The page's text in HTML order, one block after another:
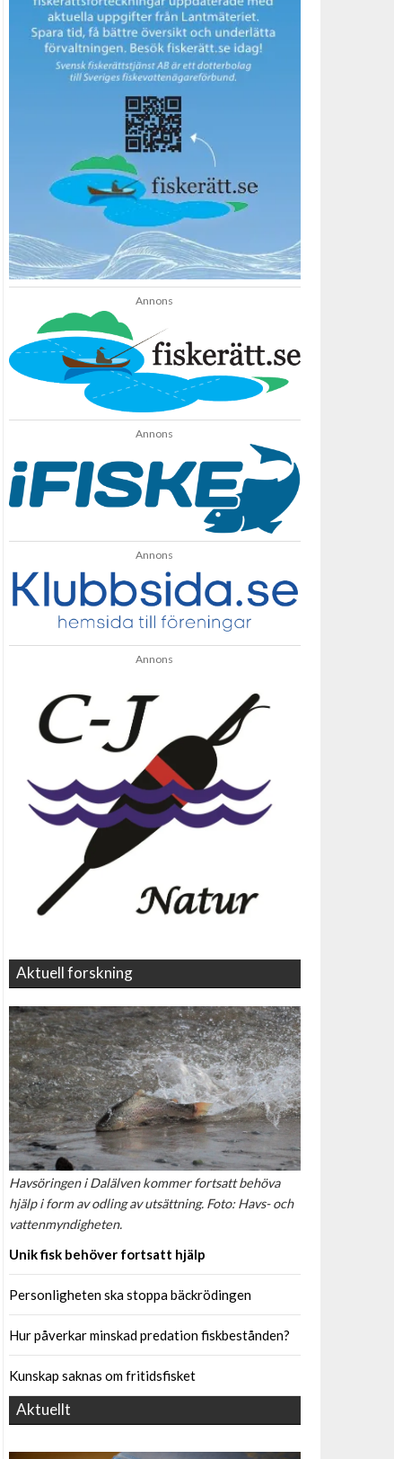
Annons
Annons
Annons
Annons
Aktuell forskning
Havsöringen i Dalälven kommer fortsatt behöva
hjälp i form av odling av utsättning. Foto: Havs- och
vattenmyndigheten.
Unik fisk behöver fortsatt hjälp
Personligheten ska stoppa bäckrödingen
Hur påverkar minskad predation fiskbestånden?
Kunskap saknas om fritidsfisket
Aktuellt